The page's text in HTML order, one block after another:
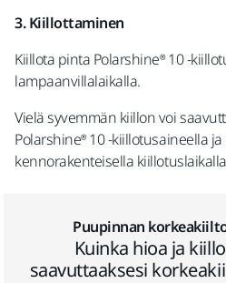
3. Kiillottaminen
Kiillota pinta Polarshine® 10 -
lampaanvillalaikalla.
Vielä syvemmän kiillon voi
Polarshine® 10 -kiillotusaineella
kennorakenteisella
Puupinnan
Kuinka hioa ja
saavuttaaksesi